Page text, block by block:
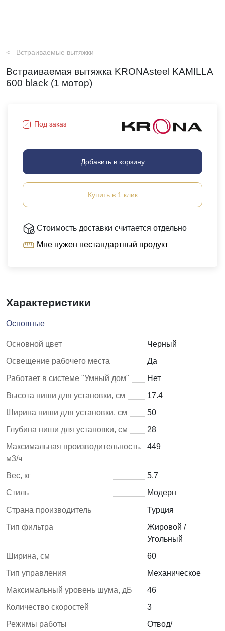
Встраиваемые вытяжки
Встраиваемая вытяжка KRONAsteel KAMILLA
600 black (1 мотор)
Под заказ
Добавить в корзину
Купить в 1 клик
Стоимость доставки считается отдельно
Мне нужен нестандартный продукт
Характеристики
Основные
Основной цвет
Черный
Освещение рабочего места
Да
Работает в системе "Умный дом"
Нет
Высота ниши для установки, см
17.4
Ширина ниши для установки, см
50
Глубина ниши для установки, см
28
Максимальная производительность,
м3/ч
449
Вес, кг
5.7
Стиль
Модерн
Страна производитель
Турция
Тип фильтра
Жировой /
Угольный
Ширина, см
60
Тип управления
Механическое
Максимальный уровень шума, дБ
46
Количество скоростей
3
Режимы работы
Отвод/